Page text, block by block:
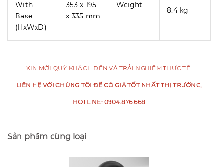
With
Base
(HxWxD)
353 x 195
x 335 mm
Weight
8.4 kg
XIN MỜI QUÝ KHÁCH ĐẾN VÀ TRẢI NGHIỆM THỰC TẾ.
LIÊN HỆ VỚI CHÚNG TÔI ĐỂ CÓ GIÁ TỐT NHẤT THỊ TRƯỜNG,
HOTLINE: 0904.876.668
Sản phẩm cùng loại